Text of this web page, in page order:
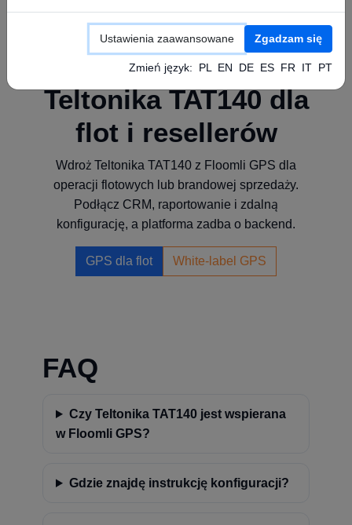
Teltonika TAT140 dla
flot i resellerów
Wdroż Teltonika TAT140 z Floomli GPS dla
operacji flotowych lub brandowej sprzedaży.
Podłącz CRM, raportowanie i zdalną
konfigurację, a platforma zadba o backend.
GPS dla flot White-label GPS
FAQ
Czy Teltonika TAT140 jest wspierana
w Floomli GPS?
Gdzie znajdę instrukcję konfiguracji?
Ustawienia zaawansowane Zgadzam się
Zmień język: PL EN DE ES FR IT PT